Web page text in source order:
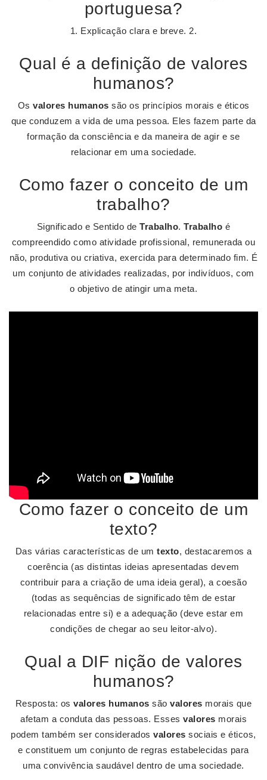
portuguesa?
1. Explicação clara e breve. 2.
Qual é a definição de valores
humanos?
Os valores humanos são os princípios morais e éticos
que conduzem a vida de uma pessoa. Eles fazem parte da
formação da consciência e da maneira de agir e se
relacionar em uma sociedade.
Como fazer o conceito de um
trabalho?
Significado e Sentido deTrabalho.Trabalho é
compreendido como atividade profissional, remunerada ou
não, produtiva ou criativa, exercida para determinado fim. É
um conjunto de atividades realizadas, por indivíduos, com
o objetivo de atingir uma meta.
Como fazer o conceito de um
texto?
Das várias características de um texto, destacaremos a
coerência (as distintas ideias apresentadas devem
contribuir para a criação de uma ideia geral), a coesão
(todas as sequências de significado têm de estar
relacionadas entre si) e a adequação (deve estar em
condições de chegar ao seu leitor-alvo).
Qual a DIF nição de valores
humanos?
Resposta: osvalores humanos sãovalores morais que
afetam a conduta das pessoas. Esses valores morais
podem também ser consideradosvalores sociais e éticos,
e constituem um conjunto de regras estabelecidas para
uma convivência saudável dentro de uma sociedade.